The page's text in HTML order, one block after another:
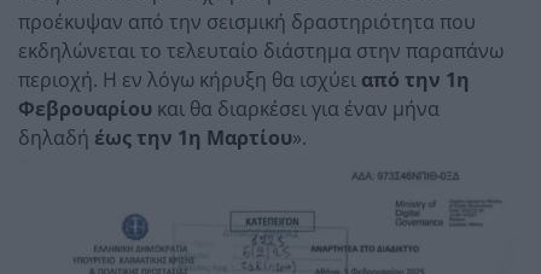
προέκυψαν από την σεισμική δραστηριότητα που
εκδηλώνεται το τελευταίο διάστημα στην παραπάνω
περιοχή. Η εν λόγω κήρυξη θα ισχύει από την 1η
Φεβρουαρίου και θα διαρκέσει για έναν μήνα
δηλαδή έως την 1η Μαρτίου».